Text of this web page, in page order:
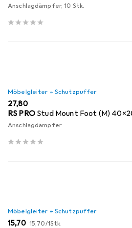
Anschlagdämpfer, 10 Stk.
Möbelgleiter + Schutzpuffer
EUR
27,80
RS PRO Stud Mount Foot (M)
Anschlagdämpfer
Möbelgleiter + Schutzpuffer
EUR
15,70 EUR
15,70/1Stk.